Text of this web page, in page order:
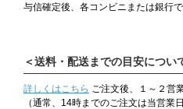
与信確定後、各コンビニまたは銀行
＜送料・配送までの目安につい
詳しくはこちら ご注文後、１～２営
（通常、14時までのご注文は当営業